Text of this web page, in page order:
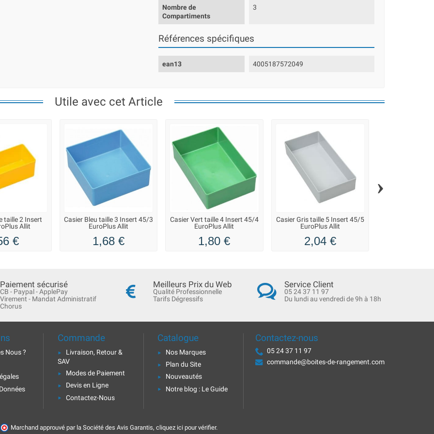
Nombre de
Compartiments
3
Références spécifiques
ean13 4005187572049
Utile avec cet Article
taille 2 Insert
Allit
€
Casier Bleu taille 3 Insert 45/3
EuroPlus Allit
1,68 €
Casier Vert taille 4 Insert 45/4
EuroPlus Allit
1,80 €
Casier Gris taille 5 Insert 45/5
EuroPlus Allit
2,04 €
›
Paiement sécurisé
CB - Paypal - ApplePay
Virement - Mandat Administratif
Chorus
Meilleurs Prix du Web
Qualité Professionnelle
Tarifs Dégressifs
Service Client
05 24 37 11 97
Du lundi au vendredi de 9h à 18h
Nous ?
Commande
Livraison, Retour &
SAV
Modes de Paiement
Devis en Ligne
Contactez-Nous
Catalogue
Nos Marques
Plan du Site
Nouveautés
Notre blog : Le Guide
Contactez-nous
05 24 37 11 97
commande@boites-de-rangement.com
Marchand approuvé par la Société des Avis Garantis, cliquez ici pour vérifier.